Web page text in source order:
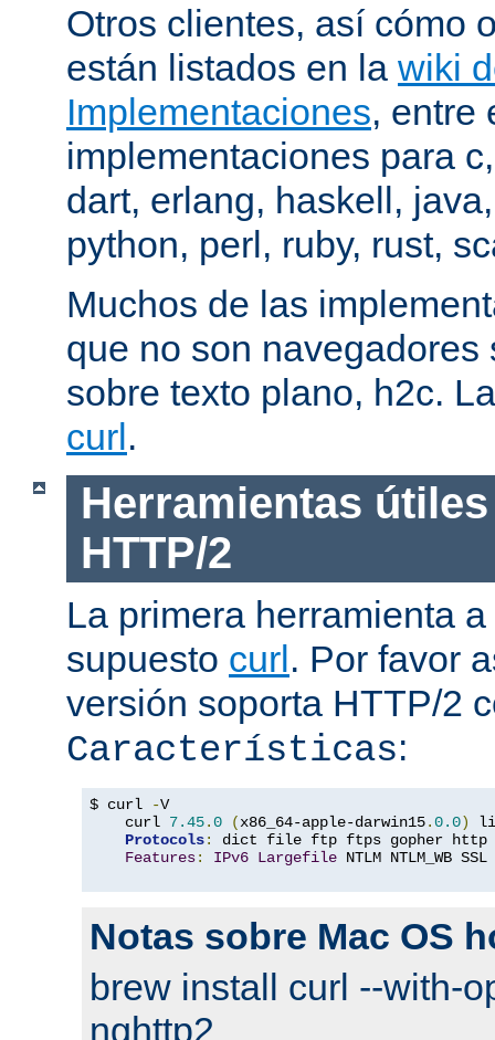
Otros clientes, así cómo
están listados en la wiki
Implementaciones, entre
implementaciones para
dart, erlang, haskell,
python, perl, ruby, rust,
Muchos de las
que no son navegadores
sobre texto plano, h2c.
curl.
Herramientas
HTTP/2
La primera herramienta
supuesto curl. Por favor
versión soporta HTTP/2
Características:
$ curl -V
    curl
7.45.0 (x86_64-apple-darwin15.0.0)
Protocols:
dict file ftp ftps gopher http
Features: IPv6 Largefile NTLM NTLM_WB
Notas sobre Mac OS
brew install curl --with-
nghttp2